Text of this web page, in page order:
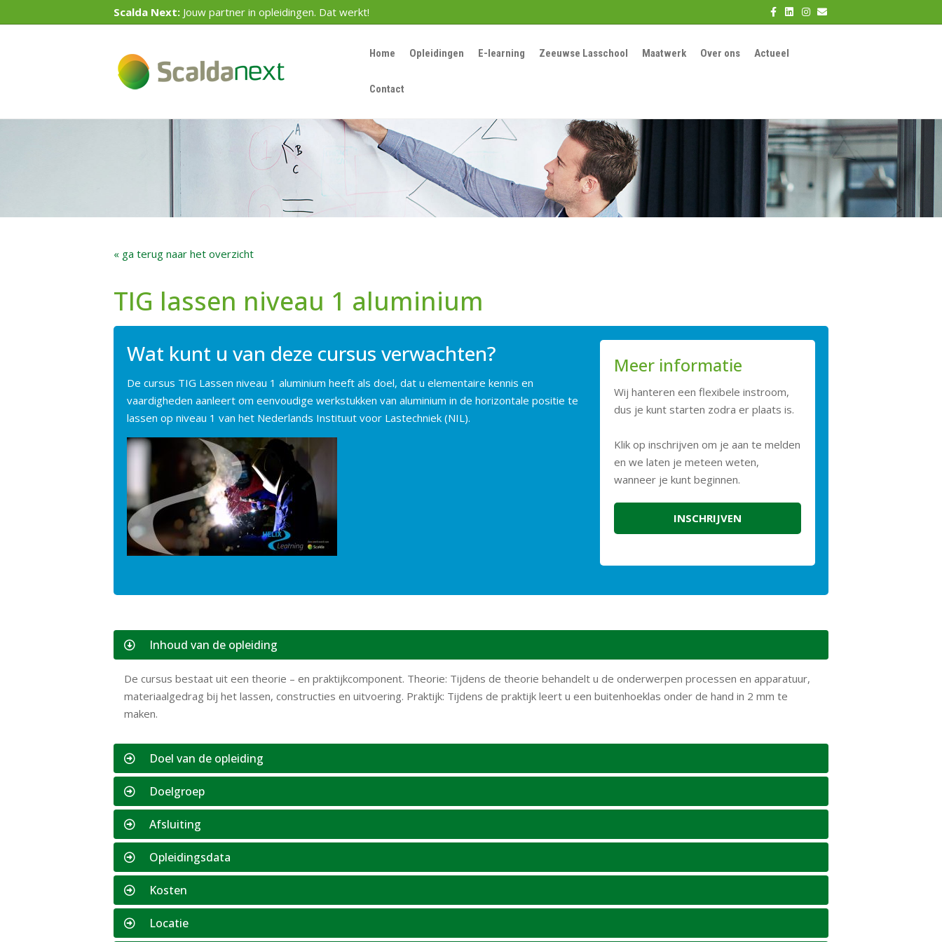
Scalda Next: Jouw partner in opleidingen. Dat werkt! Facebook
LinkedinInstagram
Email
Home Opleidingen E-learning Zeeuwse Lasschool Maatwerk Over ons Actueel
Contact
« ga terug naar het overzicht
TIG lassen niveau 1 aluminium
Wat kunt u van deze cursus verwachten?
De cursus TIG Lassen niveau 1 aluminium heeft als doel, dat u elementaire kennis en
vaardigheden aanleert om eenvoudige werkstukken van aluminium in de horizontale positie te
lassen op niveau 1 van het Nederlands Instituut voor Lastechniek (NIL).
Meer informatie
Wij hanteren een flexibele instroom,
dus je kunt starten zodra er plaats is.
Klik op inschrijven om je aan te melden
en we laten je meteen weten,
wanneer je kunt beginnen.
INSCHRIJVEN
Inhoud van de opleiding
De cursus bestaat uit een theorie – en praktijkcomponent. Theorie: Tijdens de theorie behandelt u de onderwerpen processen en apparatuur,
materiaalgedrag bij het lassen, constructies en uitvoering. Praktijk: Tijdens de praktijk leert u een buitenhoeklas onder de hand in 2 mm te
maken.
Doel van de opleiding
Doelgroep
Afsluiting
Opleidingsdata
Kosten
Locatie